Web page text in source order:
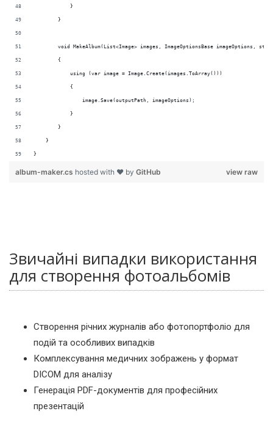
            }
        }
void MakeAlbum(List<Image> images, ImageOptionsBase imageOptions,
        {
            using (var image = Image.Create(images.ToArray()))
            {
                image.Save(outputPath, imageOptions);
            }
        }
    }
}
view raw
album-maker.cs hosted with ❤ by GitHub
Звичайні випадки використання
для створення фотоальбомів
Створення річних журналів або фотопортфоліо для
подій та особливих випадків
Комплексування медичних зображень у формат
DICOM для аналізу
Генерація PDF-документів для професійних
презентацій